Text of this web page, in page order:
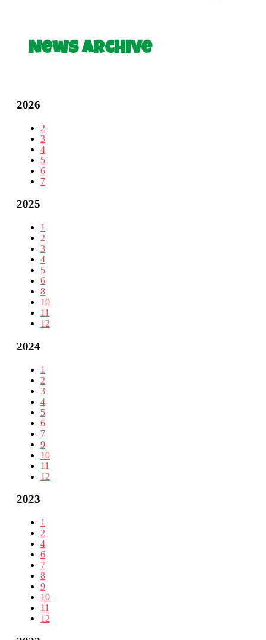
News Archive
2026
2
3
4
5
6
7
2025
1
2
3
4
5
6
8
10
11
12
2024
1
2
3
4
5
6
7
9
10
11
12
2023
1
2
4
6
7
8
9
10
11
12